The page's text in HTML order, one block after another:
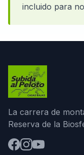
incluido para
La carrera de
Reserva de la